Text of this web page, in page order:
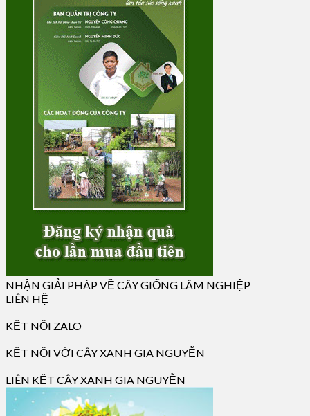
NHẬN GIẢI PHÁP VỀ CÂY GIỐNG LÂM NGHIỆP
LIÊN HỆ
KẾT NỐI ZALO
KẾT NỐI VỚI CÂY XANH GIA NGUYỄN
LIÊN KẾT CÂY XANH GIA NGUYỄN